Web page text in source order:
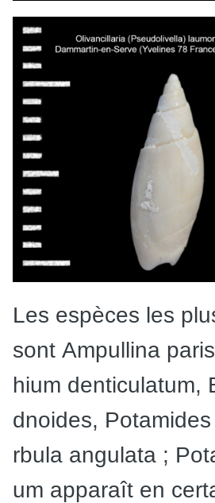
Les espèces les
sont Ampullina
hium denticulatum,
dnoides, Potamides
rbula angulata ;
um apparaît en